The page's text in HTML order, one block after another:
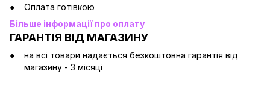
Оплата готівкою
Більше інформації про оплату
ГАРАНТІЯ ВІД МАГАЗИНУ
на всі товари надається безкоштовна гарантія від
магазину - 3 місяці